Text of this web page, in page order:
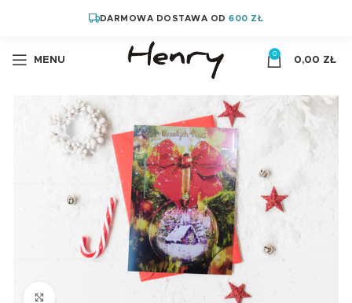
DARMOWA DOSTAWA OD600 ZŁ
MENU
0
0,00 ZŁ